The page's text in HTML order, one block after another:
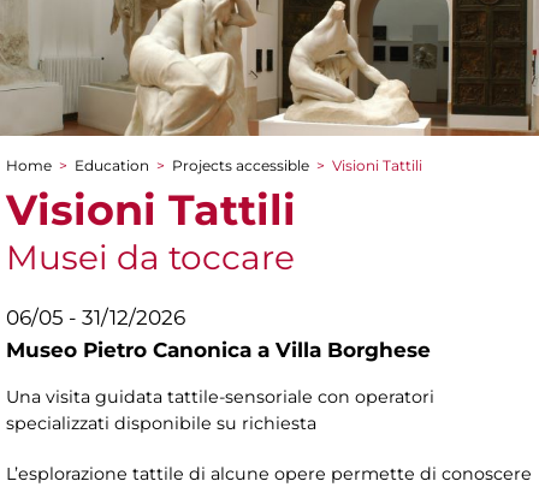
You are here
Home > Education > Projects accessible > Visioni Tattili
Visioni Tattili
Musei da toccare
06/05 - 31/12/2026
Museo Pietro Canonica a Villa Borghese
Una visita guidata tattile-sensoriale con operatori
specializzati disponibile su richiesta
L’esplorazione tattile di alcune opere permette di conoscere